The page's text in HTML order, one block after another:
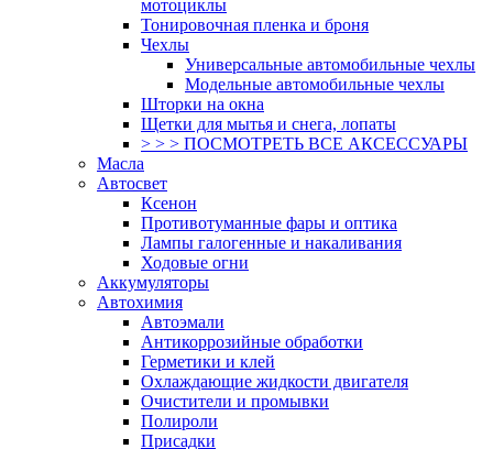
мотоциклы
Тонировочная пленка и броня
Чехлы
Универсальные автомобильные чехлы
Модельные автомобильные чехлы
Шторки на окна
Щетки для мытья и снега, лопаты
> > > ПОСМОТРЕТЬ ВСЕ АКСЕССУАРЫ
Масла
Автосвет
Ксенон
Противотуманные фары и оптика
Лампы галогенные и накаливания
Ходовые огни
Аккумуляторы
Автохимия
Автоэмали
Антикоррозийные обработки
Герметики и клей
Охлаждающие жидкости двигателя
Очистители и промывки
Полироли
Присадки